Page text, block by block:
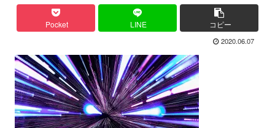
Pocket LINE コピー
2020.06.07